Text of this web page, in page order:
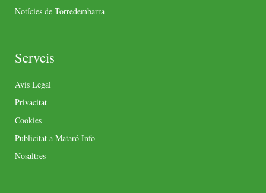
Notícies de Torredembarra
Serveis
Avís Legal
Privacitat
Cookies
Publicitat a Mataró Info
Nosaltres